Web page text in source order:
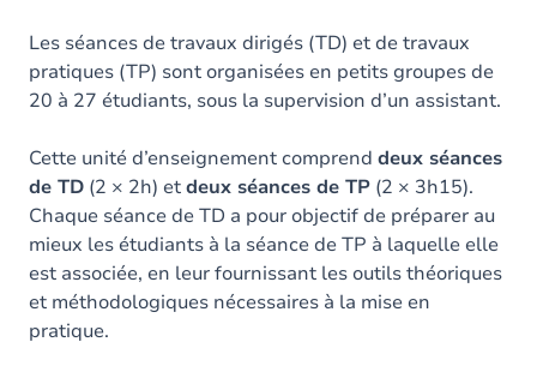
Les séances de travaux dirigés (TD) et de travaux
pratiques (TP) sont organisées en petits groupes de
20 à 27 étudiants, sous la supervision d’un assistant.
Cette unité d’enseignement comprend deux séances
de TD (2 × 2h) etdeux séances de TP (2 × 3h15).
Chaque séance de TD a pour objectif de préparer au
mieux les étudiants à la séance de TP à laquelle elle
est associée, en leur fournissant les outils théoriques
et méthodologiques nécessaires à la mise en
pratique.